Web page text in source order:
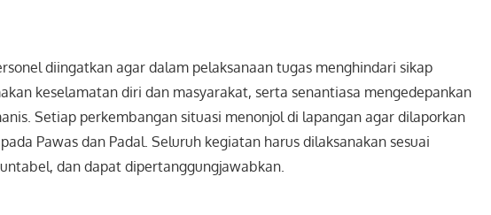
diingatkan agar dalam pelaksanaan tugas menghindari sikap
keselamatan diri dan masyarakat, serta senantiasa mengedepankan
Setiap perkembangan situasi menonjol di lapangan agar dilaporkan
Pawas dan Padal. Seluruh kegiatan harus dilaksanakan sesuai
dan dapat dipertanggungjawabkan.